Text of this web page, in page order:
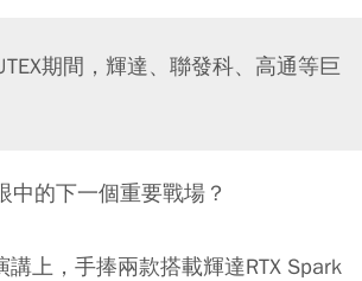
期間，輝達、聯發科、高通等巨
的下一個重要戰場？
上，手捧兩款搭載輝達RTX Spark